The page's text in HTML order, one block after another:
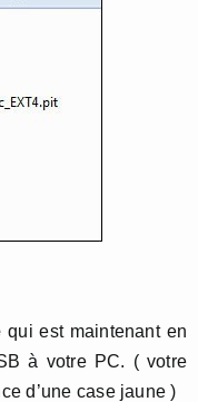
qui est maintenant en
à votre PC. ( votre
d’une case jaune )